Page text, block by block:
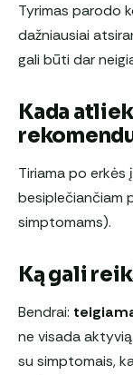
Tyrimas parodo
dažniausiai
gali būti dar
Kada
Tiriama po
besiplečiančiam
simptomams).
Ką gali
Bendrai:
ne visada
su simptomais,